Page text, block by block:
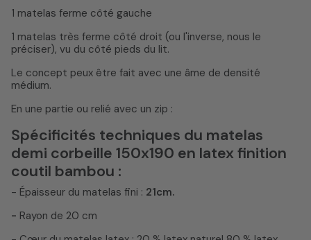
1 matelas ferme côté gauche
1 matelas très ferme côté droit (ou l'inverse, nous le
préciser), vu du côté pieds du lit.
Le concept peux être fait avec une âme de densité
médium.
En une partie ou relié avec un zip :
Spécificités techniques du matelas
demi corbeille 150x190 en latex finition
coutil bambou :
- Épaisseur du matelas fini : 21cm.
- Rayon de 20 cm